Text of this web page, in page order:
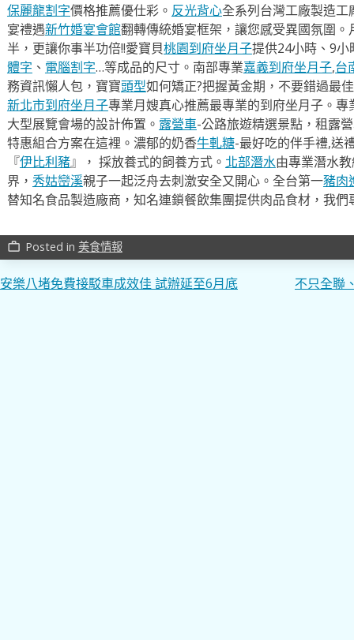
保麗龍割字價格推薦優仕彩。 反光背心全系列台灣工廠製造
宴禮遇新竹婚宴會館翻轉傳統婚宴框架，讓您感受異國氛圍。
半，更讓你事半功倍!!愛寶貝桃園到府坐月子提供24小時、9
體字 、 電腦割字…等成品的尺寸。南部專業嘉義到府坐月子,台
務資訊懶人包，寶寶頭型如何矯正?把握黃金期，不要錯過最
新北市到府坐月子專業月嫂真心推薦最專業的到府坐月子。專
大型展覽會場的設計佈置。 露營車-公路旅遊精選景點，租露
特惠組合方案在這裡。濃郁的奶香牛軋糖-最好吃的伴手禮,送
『伊比利豬』， 採放養式的飼養方式。 北部潛水由專業潛水
界， 秀姑巒溪親子一起泛舟去​刺激安全又開心。全台第一豬肉
替知名食品製造廠商，知名連鎖餐飲集團提供肉品食材，我
work_outline Posted in 美食情報
文
安樂八堵免費接駁車成效佳 試辦延至6月底 不只全聯